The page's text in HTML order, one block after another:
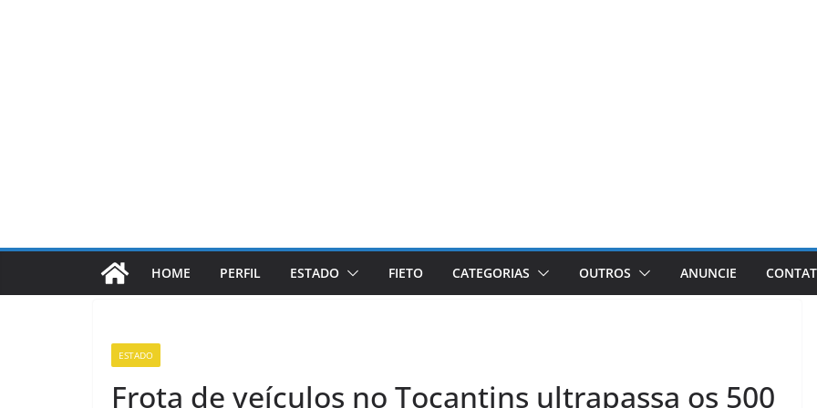
HOME PERFIL ESTADO FIETO CATEGORIAS OUTROS ANUNCIE
ESTADO
Frota de veículos no Tocantins ultrapassa os 500